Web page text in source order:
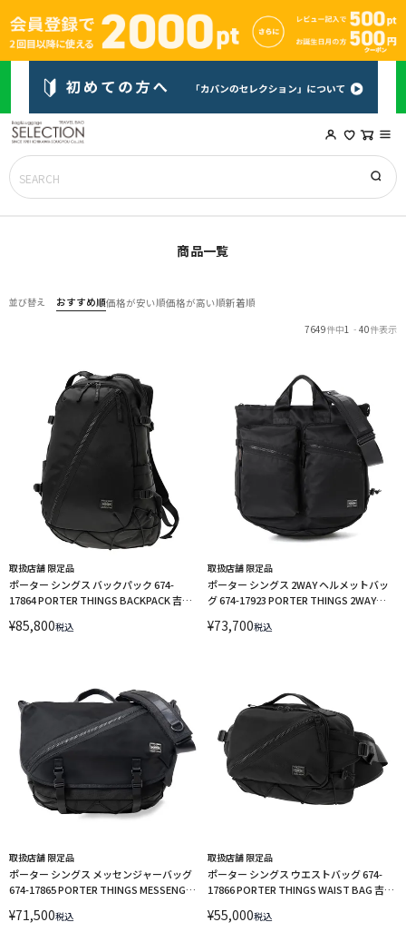
商品一覧
並び替え おすすめ順価格が安い順価格が高い順新着順
7649件中1 - 40件表示
取扱店舗 限定品
ポーター シングス バックパック 674-
17864 PORTER THINGS BACKPACK 吉田
¥85,800税込
取扱店舗 限定品
ポーター シングス 2WAY ヘルメットバッ
グ 674-17923 PORTER THINGS 2WAY
グ トートバッグ
¥73,700税込
取扱店舗 限定品
ポーター シングス メッセンジャーバッグ
674-17865 PORTER THINGS MESSENGER
¥71,500税込
取扱店舗 限定品
ポーター シングス ウエストバッグ 674-
17866 PORTER THINGS WAIST BAG 吉田
¥55,000税込